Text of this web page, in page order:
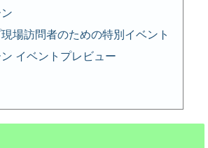
場訪問者のための特別イベント
イベントプレビュー